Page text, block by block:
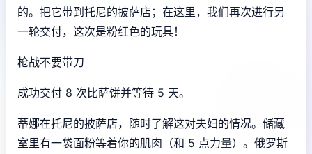
的。把它带到托尼的披萨店；在这里，我们再次进行另
一轮交付，这次是粉红色的玩具！
枪战不要带刀
成功交付 8 次比萨饼并等待 5 天。
蒂娜在托尼的披萨店，随时了解这对夫妇的情况。储藏
室里有一袋面粉等着你的肌肉（和 5 点力量）。俄罗斯